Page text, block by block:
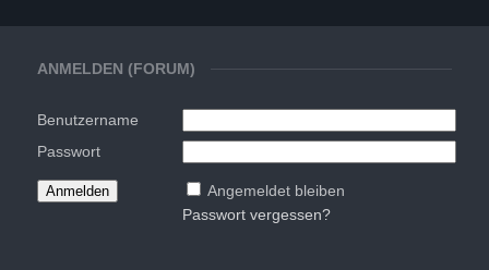
ANMELDEN (FORUM)
Benutzername
Passwort
Angemeldet bleiben
Passwort vergessen?